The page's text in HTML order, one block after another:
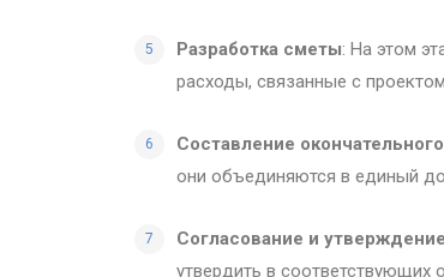
Разработка сметы: На этом
расходы, связанные с
Составление
они объединяются в единый
Согласование и
утвердить в соответствующих